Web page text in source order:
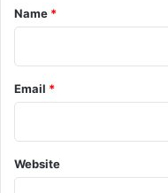
*
Name *
Email *
Website